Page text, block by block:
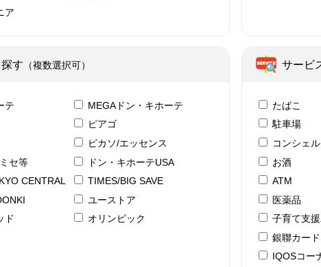
ア
す （複数選択可）
テ
MEGAドン・キホーテ
ピアゴ
ピカソ/エッセンス
セ等
ドン・キホーテUSA
CENTRAL
TIMES/BIG SAVE
ユーストア
ド
オリンピック
サービ
たばこ
駐車場
コンシェ
お酒
ATM
医薬品
子育て支
銀聯カード
IQOSコー